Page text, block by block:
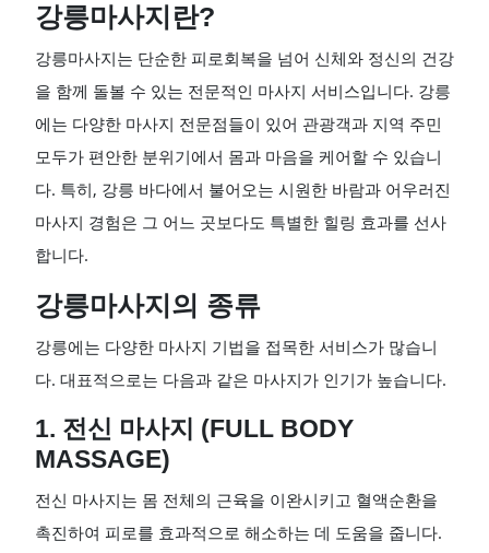
강릉마사지란?
강릉마사지는 단순한 피로회복을 넘어 신체와 정신의 건강
을 함께 돌볼 수 있는 전문적인 마사지 서비스입니다. 강릉
에는 다양한 마사지 전문점들이 있어 관광객과 지역 주민
모두가 편안한 분위기에서 몸과 마음을 케어할 수 있습니
다. 특히, 강릉 바다에서 불어오는 시원한 바람과 어우러진
마사지 경험은 그 어느 곳보다도 특별한 힐링 효과를 선사
합니다.
강릉마사지의 종류
강릉에는 다양한 마사지 기법을 접목한 서비스가 많습니
다. 대표적으로는 다음과 같은 마사지가 인기가 높습니다.
1. 전신 마사지 (FULL BODY
MASSAGE)
전신 마사지는 몸 전체의 근육을 이완시키고 혈액순환을
촉진하여 피로를 효과적으로 해소하는 데 도움을 줍니다.